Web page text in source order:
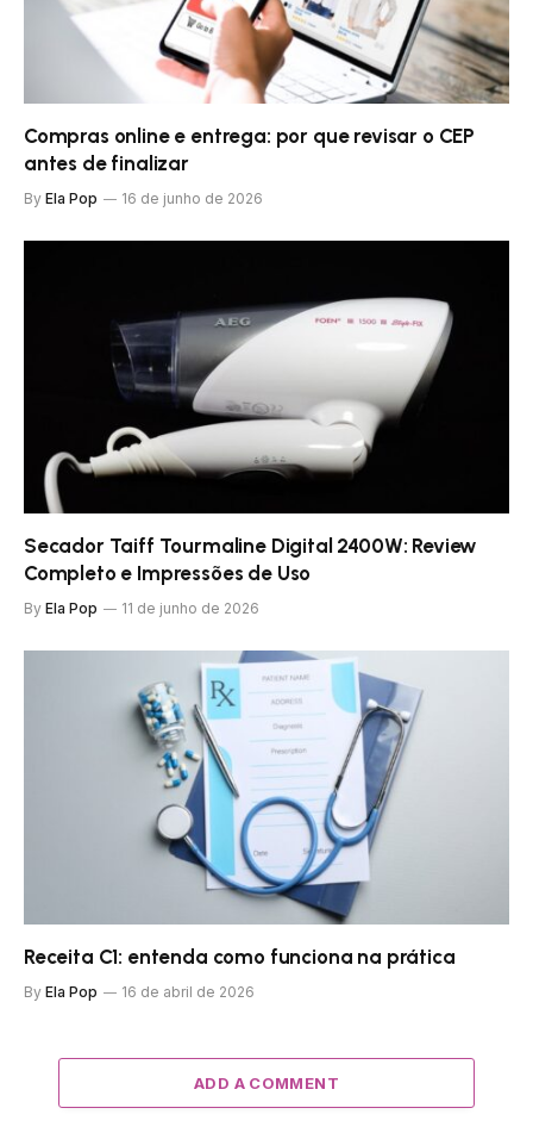
Compras online e entrega: por que revisar o CEP
antes de finalizar
By Ela Pop 16 de junho de 2026
Secador Taiff Tourmaline Digital 2400W: Review
Completo e Impressões de Uso
By Ela Pop 11 de junho de 2026
Receita C1: entenda como funciona na prática
By Ela Pop 16 de abril de 2026
ADD A COMMENT